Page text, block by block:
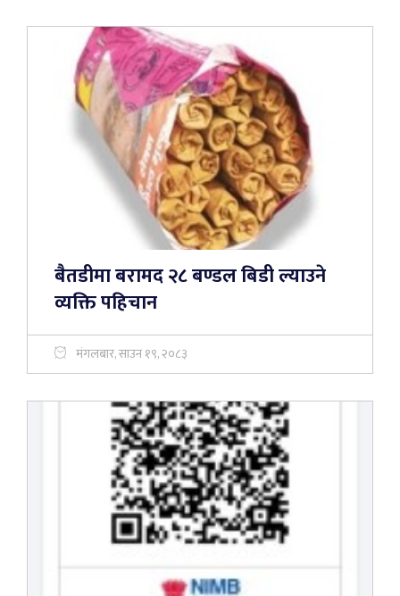
बैतडीमा बरामद २८ बण्डल बिडी ल्याउने
व्यक्ति पहिचान
मंगलबार, साउन १९, २०८३